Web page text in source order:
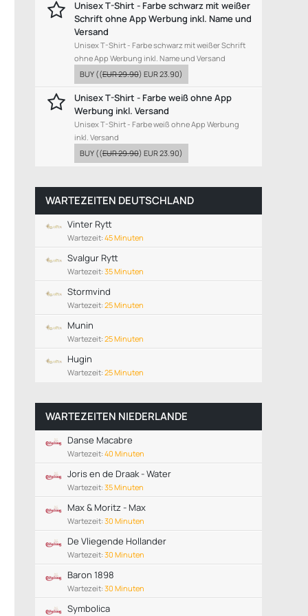
Unisex T-Shirt - Farbe schwarz mit weißer
Schrift ohne App Werbung inkl. Name und
Versand
Unisex T-Shirt - Farbe schwarz mit weißer Schrift
ohne App Werbung inkl. Name und Versand
BUY ((EUR 29.90) EUR 23.90)
Unisex T-Shirt - Farbe weiß ohne App
Werbung inkl. Versand
Unisex T-Shirt - Farbe weiß ohne App Werbung
inkl. Versand
BUY ((EUR 29.90) EUR 23.90)
WARTEZEITEN DEUTSCHLAND
Vinter Rytt
Wartezeit: 45 Minuten
Svalgur Rytt
Wartezeit: 35 Minuten
Stormvind
Wartezeit: 25 Minuten
Munin
Wartezeit: 25 Minuten
Hugin
Wartezeit: 25 Minuten
WARTEZEITEN NIEDERLANDE
Danse Macabre
Wartezeit: 40 Minuten
Joris en de Draak - Water
Wartezeit: 35 Minuten
Max & Moritz - Max
Wartezeit: 30 Minuten
De Vliegende Hollander
Wartezeit: 30 Minuten
Baron 1898
Wartezeit: 30 Minuten
Symbolica